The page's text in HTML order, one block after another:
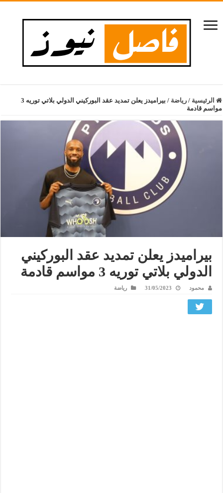
الرئيسية / رياضة /
بيراميدز يعلن تمديد عقد البوركيني الدولي بلاتي توريه 3
مواسم قادمة
بيراميدز يعلن تمديد عقد البوركيني
الدولي بلاتي توريه 3 مواسم قادمة
محمود 31/05/2023 رياضة